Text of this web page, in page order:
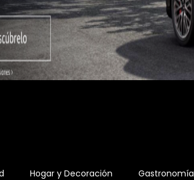
Hogar y Decoración Gastronomía